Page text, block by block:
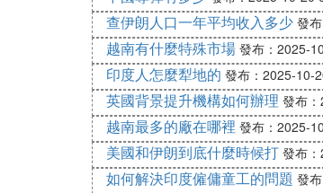
青島作為一座海濱城市，美食
但以下幾家人氣高、口碑好的面
1. 船歌魚水餃（雖主打餃子，但
亮點：雖是餃子名店，但海鮮
分店：萬象城、麥島路等多家
2. 老謝野餛飩（夜宵王者，骨
查伊朗人口一年平均收入多少 發
越南有什麼特殊市場 發布：2025-
印度人怎麼犁地的 發布：2025-10-
英國背景提升機構如何辦理 發布
越南最多的廠在哪裡 發布：2025-
美國和伊朗到底什麼時候打 發布
如何解決印度僱傭童工的問題 發